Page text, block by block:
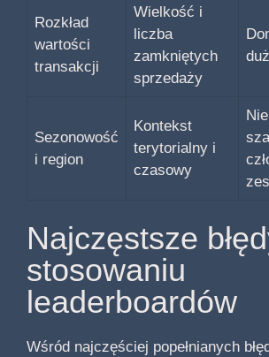
Rozkład
wartości
transakcji
Wielkość i
liczba
zamkniętych
sprzedaży
Sezonowość
i region
Kontekst
terytorialny i
czasowy
Najczęstsze
stosowaniu
leaderboardów
Wśród najczęściej popełnianych